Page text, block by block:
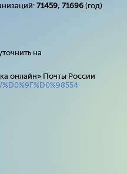
71459, 71696 (год)
на
онлайн» Почты России